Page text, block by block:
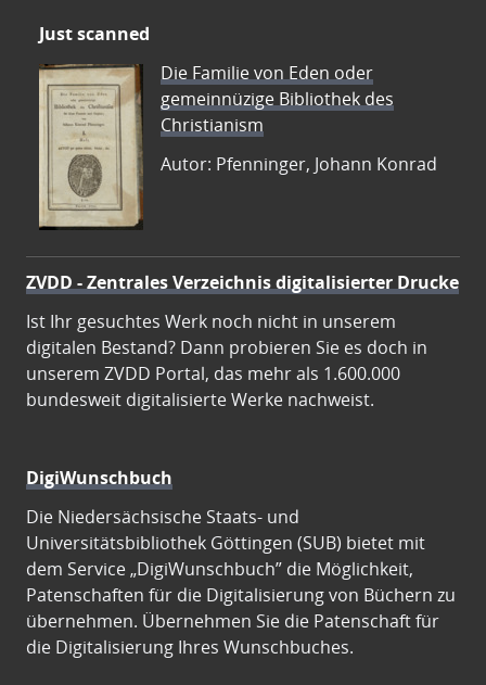
Just scanned
Die Familie von Eden oder
gemeinnüzige Bibliothek des
Christianism
Autor: Pfenninger, Johann Konrad
ZVDD - Zentrales Verzeichnis digitalisierter Drucke
Ist Ihr gesuchtes Werk noch nicht in unserem
digitalen Bestand? Dann probieren Sie es doch in
unserem ZVDD Portal, das mehr als 1.600.000
bundesweit digitalisierte Werke nachweist.
DigiWunschbuch
Die Niedersächsische Staats- und
Universitätsbibliothek Göttingen (SUB) bietet mit
dem Service „DigiWunschbuch” die Möglichkeit,
Patenschaften für die Digitalisierung von Büchern zu
übernehmen. Übernehmen Sie die Patenschaft für
die Digitalisierung Ihres Wunschbuches.